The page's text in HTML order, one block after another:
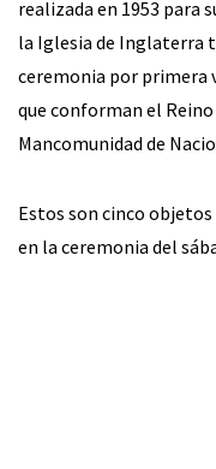
realizada en 1953 para
la Iglesia de Inglaterra
ceremonia por primera
que conforman el
Mancomunidad de
Estos son cinco
en la ceremonia del